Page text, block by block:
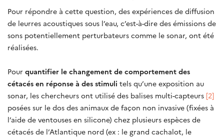
Pour répondre à cette question, des expériences de diffusion
de leurres acoustiques sous l’eau, c’est-à-dire des émissions de
sons potentiellement perturbateurs comme le sonar, ont été
réalisées.
Pour quantifier le changement de comportement des
cétacés en réponse à des stimuli tels qu’une exposition au
sonar, les chercheurs ont utilisé des balises multi-capteurs [2]
posées sur le dos des animaux de façon non invasive (fixées à
l’aide de ventouses en silicone) chez plusieurs espèces de
cétacés de l’Atlantique nord (ex : le grand cachalot, le